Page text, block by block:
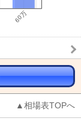
▲相場表TOPへ